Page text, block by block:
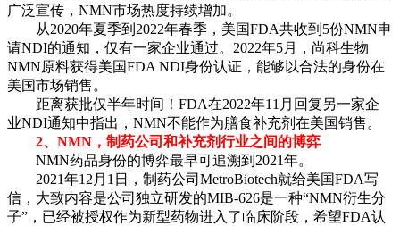
广泛宣传，NMN市场热度持续增加。
从2020年夏季到2022年春季，美国FDA共收到5份NMN申
请NDI的通知，仅有一家企业通过。2022年5月，尚科生物
NMN原料获得美国FDA NDI身份认证，能够以合法的身份在
美国市场销售。
距离获批仅半年时间！FDA在2022年11月回复另一家企
业NDI通知中指出，NMN不能作为膳食补充剂在美国销售。
2、NMN，制药公司和补充剂行业之间的博弈
NMN药品身份的博弈最早可追溯到2021年。
2021年12月1日，制药公司MetroBiotech就给美国FDA写
信，大致内容是公司独立研发的MIB-626是一种“NMN衍生分
子”，已经被授权作为新型药物进入了临床阶段，希望FDA认